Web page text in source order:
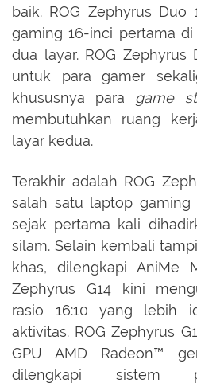
baik. ROG Zephyrus
gaming 16-inci pertama
dua layar. ROG
untuk para gamer
khususnya para game
membutuhkan ruang
layar kedua.
Terakhir adalah ROG
salah satu laptop gaming
sejak pertama kali
silam. Selain kembali
khas, dilengkapi AniMe
Zephyrus G14 kini
rasio 16:10 yang lebih
aktivitas. ROG Zephyrus
GPU AMD Radeon™
dilengkapi sistem